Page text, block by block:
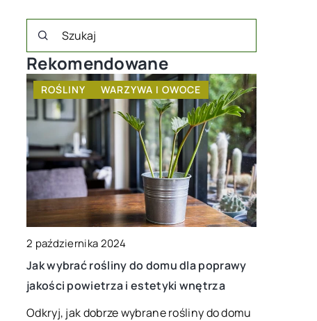
Rekomendowane
ROŚLINY WARZYWA I OWOCE
2 października 2024
Jak wybrać rośliny do domu dla poprawy
jakości powietrza i estetyki wnętrza
Odkryj, jak dobrze wybrane rośliny do domu